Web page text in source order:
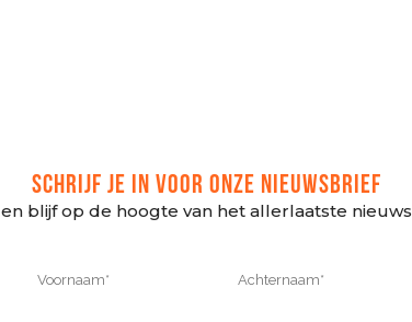
SCHRIJF JE IN VOOR ONZE NIEUWSBRIEF
en blijf op de hoogte van het allerlaatste nieuws